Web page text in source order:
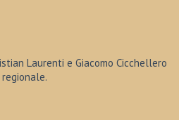
Laurenti e Giacomo Cicchellero